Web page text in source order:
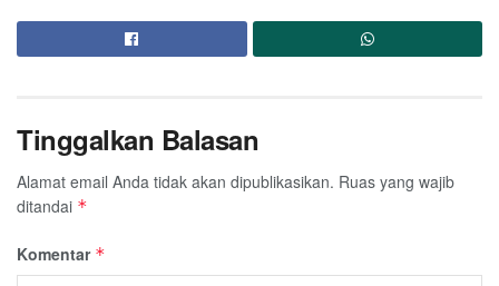
Tinggalkan Balasan
Alamat email Anda tidak akan dipublikasikan. Ruas yang wajib
ditandai *
Komentar *